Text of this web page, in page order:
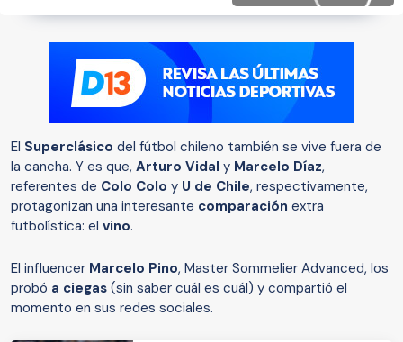
El Superclásico del fútbol chileno también se vive fuera de
la cancha. Y es que, Arturo Vidal y Marcelo Díaz,
referentes de Colo Colo y U de Chile, respectivamente,
protagonizan una interesante comparación extra
futbolística: el vino.
El influencer Marcelo Pino, Master Sommelier Advanced, los
probó a ciegas (sin saber cuál es cuál) y compartió el
momento en sus redes sociales.